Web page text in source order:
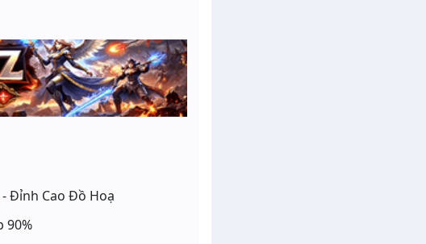
- Đỉnh Cao Đồ Hoạ
90%